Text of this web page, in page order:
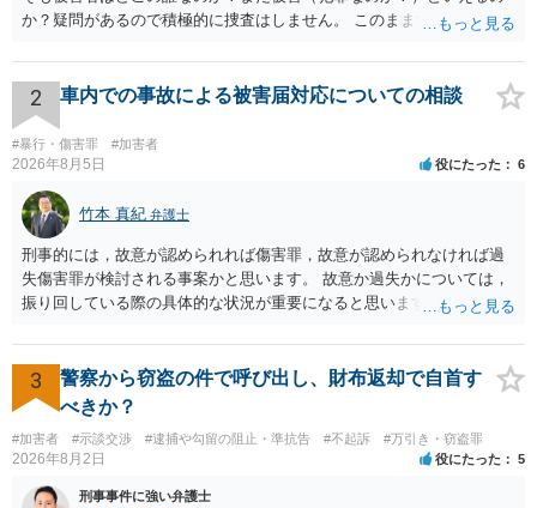
か？疑問があるので積極的に捜査はしません。 このまま女性から警察
2 車内での事故による被害届対応についての相談
#暴行・傷害罪 #加害者
2026年8月5日 役にたった 6
竹本 真紀 弁護士
刑事的には，故意が認められれば傷害罪，故意が認められなければ過
失傷害罪が検討される事案かと思います。 故意か過失かについては，
振り回している際の具体的な状況が重要になると思います。 民事的に
過失でも該当するでしょう。 因果関係（刑事も民事も影響あり）とし
ては，数週間経過している点も問題になるかもしれません。 因果関係
がなくなれば，評価の仕方が大きく変わります。 いずれにしまして
も，ご心配であるならば，お近くの弁護士の方に相談されるのがよい
と思います。
3
警察から窃盗の件で呼び出し、財布返却で自首す
べきか？
#加害者 #示談交渉 #逮捕や勾留の阻止・準抗告 #不起訴 #万引き・窃盗罪
2026年8月2日 役にたった 5
刑事事件に強い弁護士